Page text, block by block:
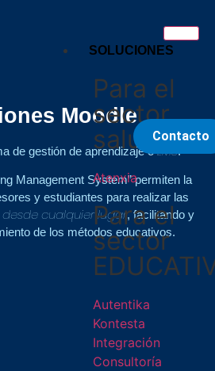
SOLUCIONES
Para el
sector
salud
Atenxia
Para el
sector
Autentika
Kontesta
Integración
Consultoría
Contacto
Moodle
de gestión de aprendizaje oLMS.
Management System” permiten la
y estudiantes para realizar las
desde cualquier lugar, facilitando y
de los métodos educativos.